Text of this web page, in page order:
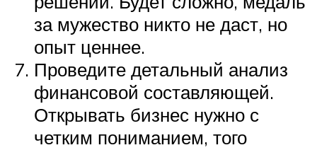
за мужество никто не даст, но
опыт ценнее.
Проведите детальный анализ
финансовой составляющей.
Открывать бизнес нужно с
четким пониманием, того